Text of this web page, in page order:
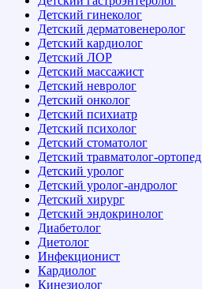
Детский гинеколог
Детский дерматовенеролог
Детский кардиолог
Детский ЛОР
Детский массажист
Детский невролог
Детский онколог
Детский психиатр
Детский психолог
Детский стоматолог
Детский травматолог-ортопед
Детский уролог
Детский уролог-андролог
Детский хирург
Детский эндокринолог
Диабетолог
Диетолог
Инфекционист
Кардиолог
Кинезиолог